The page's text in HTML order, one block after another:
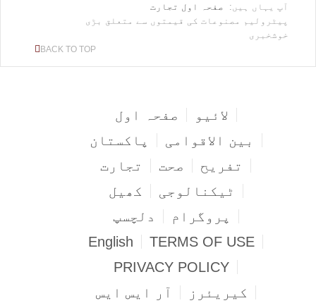
آپ یہاں ہیں: صفحہ اول تجارت
پیٹرولیم مصنوعات کی قیمتوں سے متعلق بڑی
خوشخبری
BACK TO TOP
صفحہ اول
لائیو
پاکستان
بین الاقوامی
تجارت
صحت
تفریح
کھیل
ٹیکنالوجی
دلچسپ
پروگرام
English
TERMS OF USE
PRIVACY POLICY
آر ایس ایس
کیریئرز